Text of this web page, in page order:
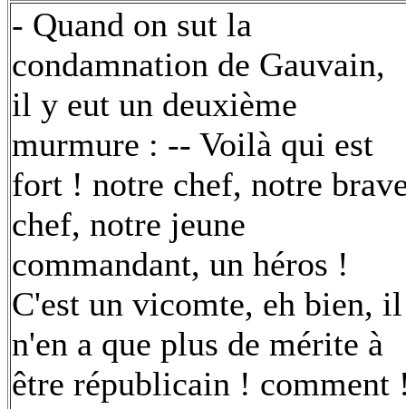
- Quand on sut la
condamnation de Gauvain,
il y eut un deuxième
murmure : -- Voilà qui est
fort ! notre chef, notre
chef, notre jeune
commandant, un héros !
C'est un vicomte, eh bien, il
n'en a que plus de mérite à
être républicain ! comment